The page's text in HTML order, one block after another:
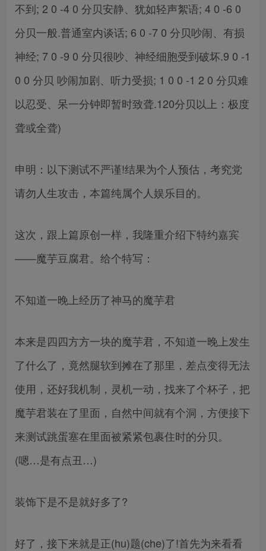
不到; 2 0 -4 0 分贝安静、犹如轻声絮语; 4 0 -6 0
分贝一般.普通室内谈话; 6 0 -7 0 分贝吵闹、有损
神经; 7 0 -9 0 分贝很吵、神经细胞受到破坏.9 0 -1
0 0 分贝 吵闹加剧、听力受损; 1 0 0 -1 2 0 分贝难
以忍受、呆一分钟即暂时致聋.120分贝以上：极度
聋或全聋)
申明：以下测试不严谨!结果为个人预估，考究党
请勿人生攻击，本篇纯属个人娱乐目的。
这次，跟上篇原创一样，我隆重介绍下特约嘉宾
——魔芋豆腐君。给个特写：
不知道一晚上经历了神马的魔芋君
本来是四四方方一块的魔芋君，不知道一晚上发生
了什么了，竟然腿软到摊在了那里，差点变得无法
使用，还好我机制，灵机一动，找来了个杯子，把
魔芋君装在了里面，自然中间就有个洞，方便接下
来测试跳蛋塞在里面被紧紧包裹住时的分贝。
(嗯…是有点丑…)
装饰下是不是就好多了?
好了，接下来就是正(hu)题(che)了!首先为来看看